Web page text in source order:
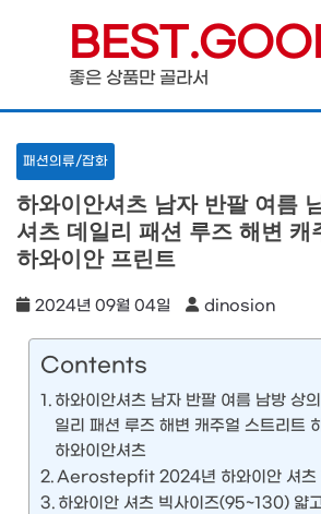
content
좋은 상품만 골라서
패션의류/잡화
하와이안셔츠 남자 반팔 여름
셔츠 데일리 패션 루즈 해변 캐
하와이안 프린트
2024년 09월 04일 dinosion
Contents
하와이안셔츠 남자 반팔 여름 남방 상
일리 패션 루즈 해변 캐주얼 스트리트
하와이안셔츠
Aerostepfit 2024년 하와이안 셔츠
하와이안 셔츠 빅사이즈(95~130) 얇